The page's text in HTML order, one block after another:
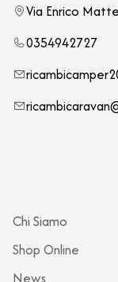
Via Enrico
0354942727
Chi Siamo
Shop Online
News